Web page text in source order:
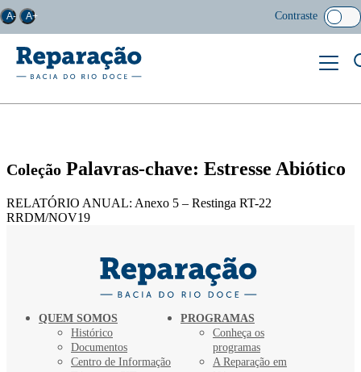
A- A+ Contraste
Coleção Palavras-chave: Estresse Abiótico
RELATÓRIO ANUAL: Anexo 5 – Restinga RT-22
RRDM/NOV19
QUEM SOMOS
Histórico
Documentos
Centro de Informação
PROGRAMAS
Conheça os
programas
A Reparação em